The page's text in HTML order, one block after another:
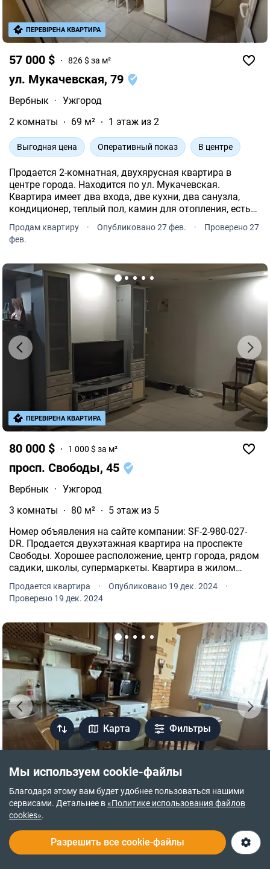
Мы используем cookie-файлы
Благодаря этому вам будет удобнее пользоваться нашими
сервисами. Детальнее в«Политике использования файлов
cookies».
Разрешить все cookie-файлы
Карта Фильтры
57 000 $ 826 $ за м²
ул. Мукачевская, 79
Вербнык · Ужгород
2 комнаты
69 м² 1 этаж из 2
Выгодная цена Оперативный показ В центре
Продается 2-комнатная, двухярусная квартира в
центре города. Находится по ул. Мукачевская.
Квартира имеет два входа, две кухни, два санузла,
кондиционер, теплый пол, камин для отопления, есть
свой дворик для автомобиля. Квартира свободна и
готова к заселению.
Продам квартиру · Опубликовано 27 фев. ·
Проверено 27
фев.
ПЕРЕВІРЕНА КВАРТИРА
80 000 $ 1 000 $ за м²
просп. Свободы, 45
Вербнык · Ужгород
3 комнаты
80 м²
5 этаж из 5
Номер объявления на сайте компании: SF-2-980-027-
DR. Продается двухэтажная квартира на проспекте
Свободы. Хорошее расположение, центр города, рядом
садики, школы, супермаркеты. Квартира в жилом
Продается квартира · Опубликовано 19 дек. 2024
·
Проверено 19 дек. 2024
ПЕРЕВІРЕНА КВАРТИРА
45 000 $ 1 184 $ за м²
ул. Лермонтова
Вербнык
Ужгород
БЕЗ ПРОВЕРКИ